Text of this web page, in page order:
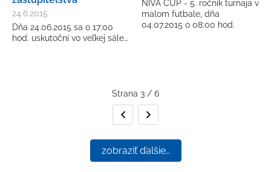
24.6.2015
Dňa 24.06.2015 sa o 17:00
hod. uskutoční vo veľkej sále…
NIVA CUP - 5. ročník turnaja v
malom futbale, dňa
04.07.2015 o 08:00 hod.
Strana 3 / 6
zobraziť ďalšie…